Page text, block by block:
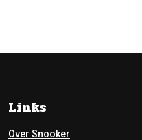
Links
Over Snooker